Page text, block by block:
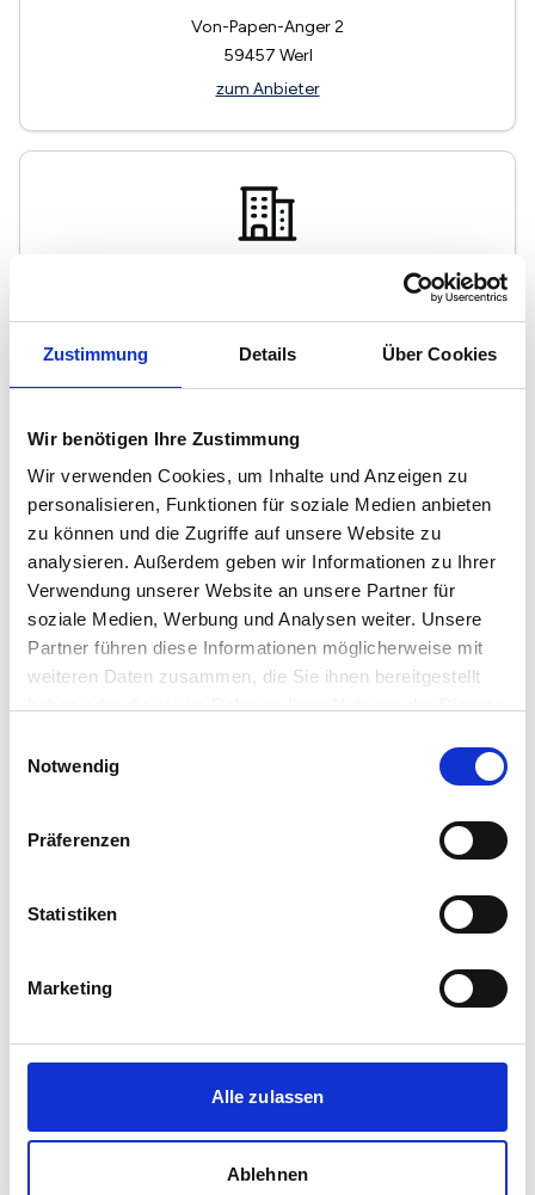
Zustimmung Details Über Cookies
Wir benötigen Ihre Zustimmung
Wir verwenden Cookies, um Inhalte und Anzeigen zu
personalisieren, Funktionen für soziale Medien anbieten
zu können und die Zugriffe auf unsere Website zu
analysieren. Außerdem geben wir Informationen zu Ihrer
Verwendung unserer Website an unsere Partner für
soziale Medien, Werbung und Analysen weiter. Unsere
Partner führen diese Informationen möglicherweise mit
weiteren Daten zusammen, die Sie ihnen bereitgestellt
Notwendig
Präferenzen
Statistiken
Marketing
Alle zulassen
Ablehnen
Von-Papen-Anger 2
59457 Werl
zum Anbieter
VIM Versicherungs-und Immobilien-Makler
58675Hemer
zum Anbieter
Immobilien-Sachverständigen & Maklerbüro